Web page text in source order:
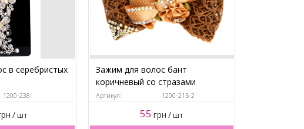
в серебристых
1200-238
/шт
Зажим для волос бант
коричневый со стразами
Артикул: 1200-215-2
55 грн /шт